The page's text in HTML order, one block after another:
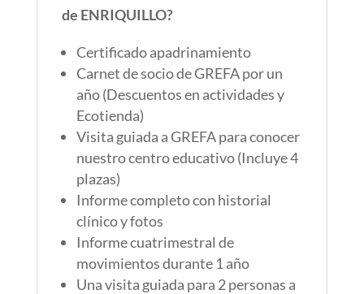
de ENRIQUILLO?
Certificado apadrinamiento
Carnet de socio de GREFA por un
año (Descuentos en actividades y
Ecotienda)
Visita guiada a GREFA para conocer
nuestro centro educativo (Incluye 4
plazas)
Informe completo con historial
clínico y fotos
Informe cuatrimestral de
movimientos durante 1 año
Una visita guiada para 2 personas a